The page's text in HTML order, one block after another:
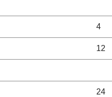
4
12
24